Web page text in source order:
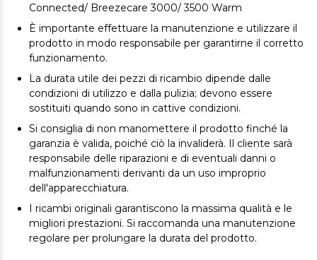
Connected/ Breezecare 3000/ 3500 Warm
È importante effettuare la manutenzione e utilizzare il
prodotto in modo responsabile per garantirne il corretto
funzionamento.
La durata utile dei pezzi di ricambio dipende dalle
condizioni di utilizzo e dalla pulizia; devono essere
sostituiti quando sono in cattive condizioni.
Si consiglia di non manomettere il prodotto finché la
garanzia è valida, poiché ciò la invaliderà. Il cliente sarà
responsabile delle riparazioni e di eventuali danni o
malfunzionamenti derivanti da un uso improprio
dell'apparecchiatura.
I ricambi originali garantiscono la massima qualità e le
migliori prestazioni. Si raccomanda una manutenzione
regolare per prolungare la durata del prodotto.